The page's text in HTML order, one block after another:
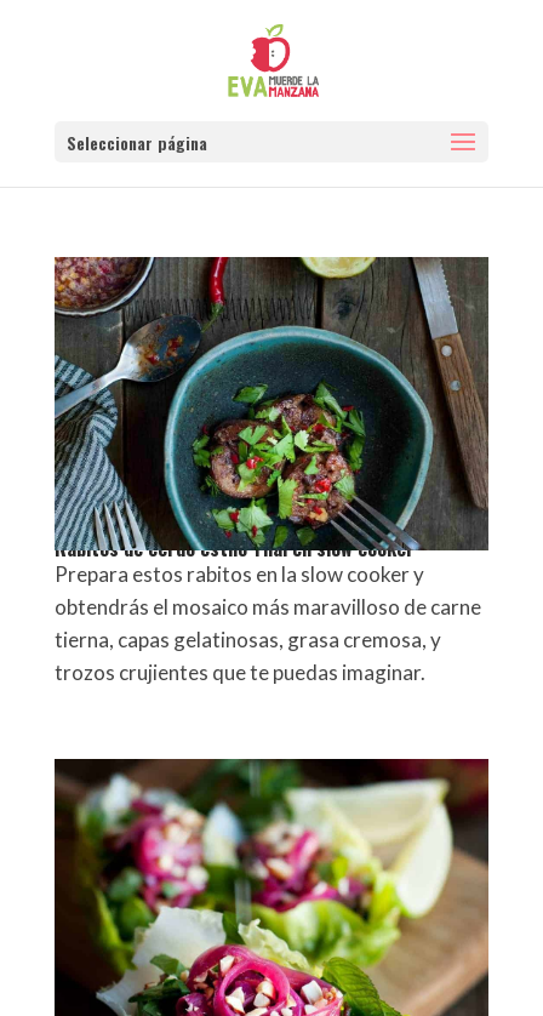
Seleccionar página
Rabitos de cerdo estilo Thai en slow cooker
Prepara estos rabitos en la slow cooker y
obtendrás el mosaico más maravilloso de carne
tierna, capas gelatinosas, grasa cremosa, y
trozos crujientes que te puedas imaginar.